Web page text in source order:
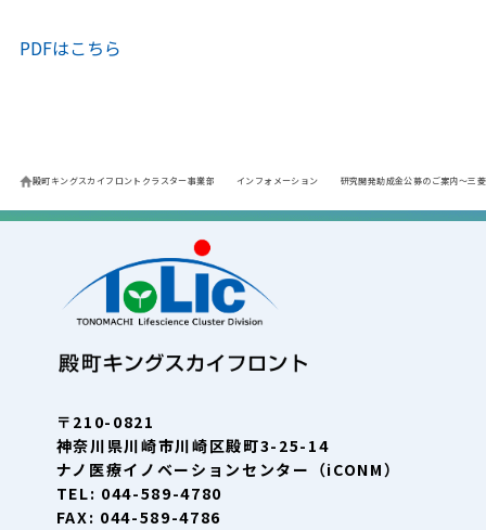
PDFはこちら
殿町キングスカイフロントクラスター事業部 インフォメーション 研究開発助成金公募のご案内～三
〒210-0821
神奈川県川崎市川崎区殿町3-25-14
ナノ医療イノベーションセンター（iCONM）
TEL: 044-589-4780
FAX: 044-589-4786